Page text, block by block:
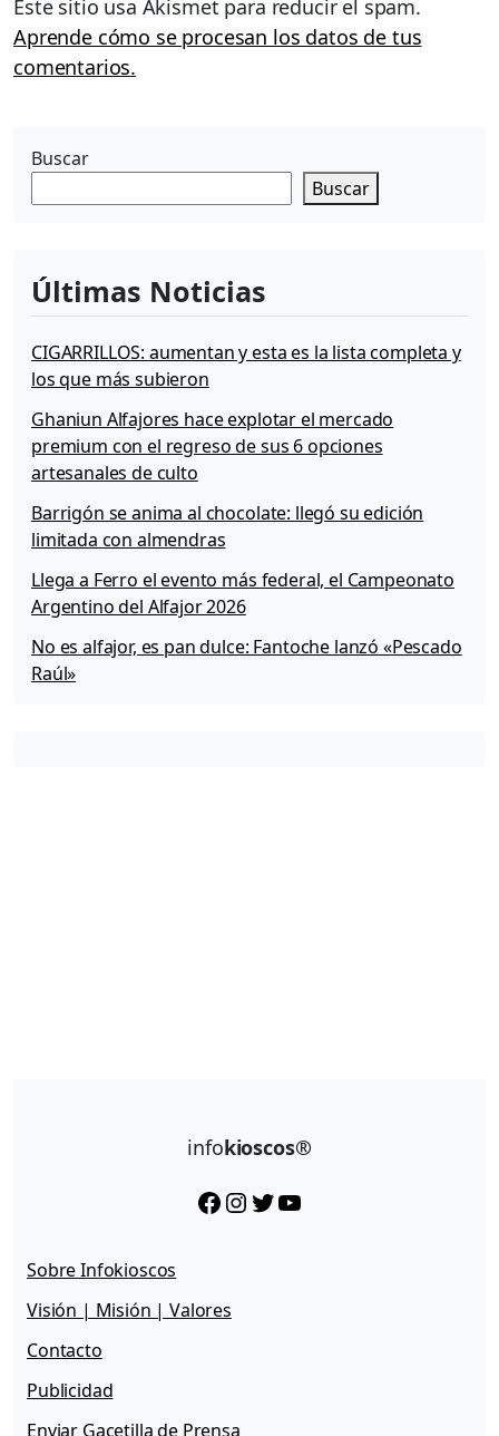
Este sitio usa Akismet para reducir el spam.
Aprende cómo se procesan los datos de tus
comentarios.
Buscar
Buscar
Últimas Noticias
CIGARRILLOS: aumentan y esta es la lista completa y
los que más subieron
Ghaniun Alfajores hace explotar el mercado
premium con el regreso de sus 6 opciones
artesanales de culto
Barrigón se anima al chocolate: llegó su edición
limitada con almendras
Llega a Ferro el evento más federal, el Campeonato
Argentino del Alfajor 2026
No es alfajor, es pan dulce: Fantoche lanzó «Pescado
Raúl»
infokioscos®
Facebook InstagramTwitter YouTube
Sobre Infokioscos
Visión | Misión | Valores
Contacto
Publicidad
Enviar Gacetilla de Prensa